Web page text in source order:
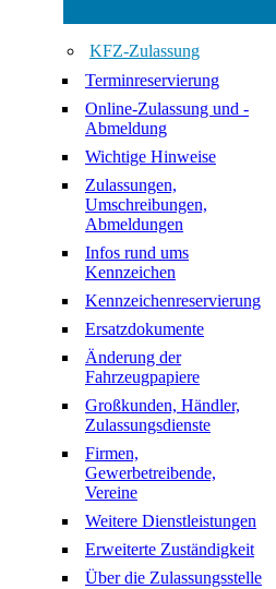
KFZ-Zulassung
Terminreservierung
Online-Zulassung und -
Abmeldung
Wichtige Hinweise
Zulassungen,
Umschreibungen,
Abmeldungen
Infos rund ums
Kennzeichen
Kennzeichenreservierung
Ersatzdokumente
Änderung der
Fahrzeugpapiere
Großkunden, Händler,
Zulassungsdienste
Firmen,
Gewerbetreibende,
Vereine
Weitere Dienstleistungen
Erweiterte Zuständigkeit
Über die Zulassungsstelle